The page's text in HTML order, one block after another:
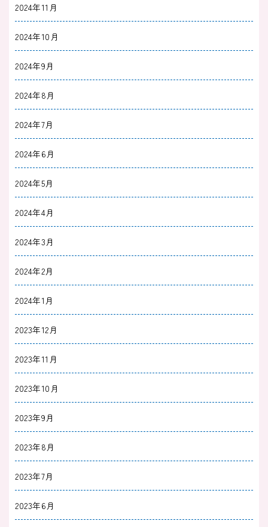
や合う人についても解説
2023/10/31
デパスの代わりになる漢方薬は？デパスの依存
性や漢方薬のメリットについても解説
セロトニンを増やす漢方薬とは？気分が明るく
なるための養生法も解説
2023/09/04
血液検査でリチウム値が低いとどうなる｜血中
濃度が低くなる原因と対応について
バルプロ酸が低いと何が起きるのか｜血中濃度
濃度の基準値と低くなるタイミング
2023/09/27
抗てんかん薬リボトリールが【やばい悪魔の
薬】という噂は嘘！多幸感や副作用について
抗てんかん薬テグレトールが効くまでの時間は
どのくらい？躁病への効果や副作用を解説
2023/09/09
デパケン（バルプロ酸）は効果が出るまで１週
間以内｜副作用や質問にも精神科医が回答
2024年11月
2024年10月
2024年9月
2024年8月
2024年7月
2024年6月
2024年5月
2024年4月
2024年3月
2024年2月
2024年1月
2023年12月
2023年11月
2023年10月
2023年9月
2023年8月
2023年7月
2023年6月